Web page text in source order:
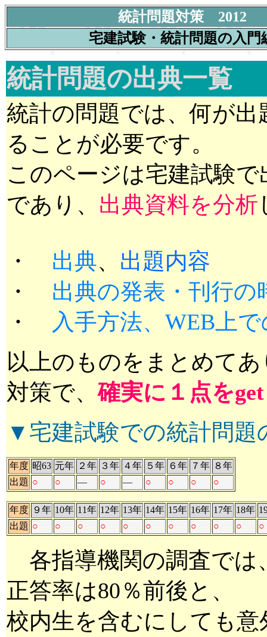
統計問題対策 2012
宅建試験・統計問題の入門
統計問題の出典一覧
統計の問題では、何が
ることが必要です。
このページは宅建試験
であり、 出典資料を分析
・ 出典、 出題内容
・ 出典の発表・刊行の
・
入手方法、WEB上
以上のものをまとめて
対策で、確実に１点をget
▼宅建試験での統計問題
年度 昭63 元年 ２年 ３年 ４年 ５年 ６年 ７年 ８年
出題 ○ ○ ― ○ ― ○ ○ ○ ○
年度 ９年 10年 11年 12年 13年 14年 15年 16年 17年 18年
出題 ○ ○ ○ ○ ○ ○ ○ ○ ○ ○ ○
各指導機関の調査では
正答率は80％前後と、
校内生を含むにしても